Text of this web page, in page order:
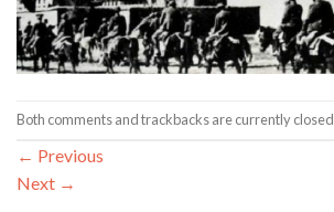
Both comments and trackbacks are currently
← Previous
Next →